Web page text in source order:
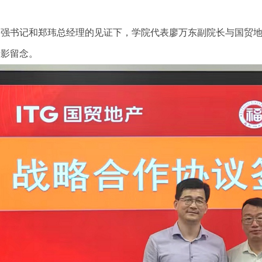
和郑玮总经理的见证下，学院代表廖万东副院长与国贸地
留念。